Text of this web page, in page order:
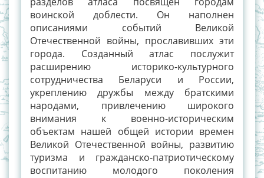
воинской доблести. Он наполнен
описаниями событий Великой
Отечественной войны, прославивших эти
города. Созданный атлас послужит
расширению историко-культурного
сотрудничества Беларуси и России,
укреплению дружбы между братскими
народами, привлечению широкого
внимания к военно-историческим
объектам нашей общей истории времен
Великой Отечественной войны, развитию
туризма и гражданско-патриотическому
воспитанию молодого поколения